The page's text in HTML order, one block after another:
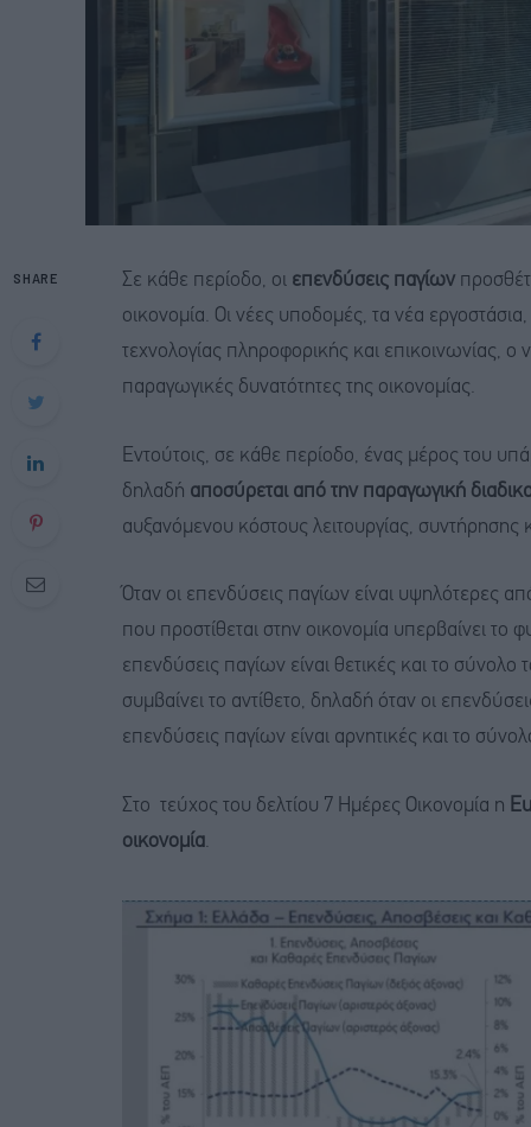
SHARE Σε κάθε περίοδο, οι επενδύσεις παγίων
οικονομία. Οι νέες υποδομές, τα νέα
τεχνολογίας πληροφορικής και επικοινωνίας, ο
παραγωγικές δυνατότητες της οικονομίας.
Εντούτοις, σε κάθε περίοδο, ένας μέρος του
δηλαδή αποσύρεται από την παραγωγική
αυξανόμενου κόστους λειτουργίας, συντήρησης
Όταν οι επενδύσεις παγίων είναι υψηλότερες
που προστίθεται στην οικονομία υπερβαίνει
επενδύσεις παγίων είναι θετικές και το
συμβαίνει το αντίθετο, δηλαδή όταν οι
επενδύσεις παγίων είναι αρνητικές και το
Στο τεύχος του δελτίου 7 Ημέρες Οικονομία η
οικονομία.